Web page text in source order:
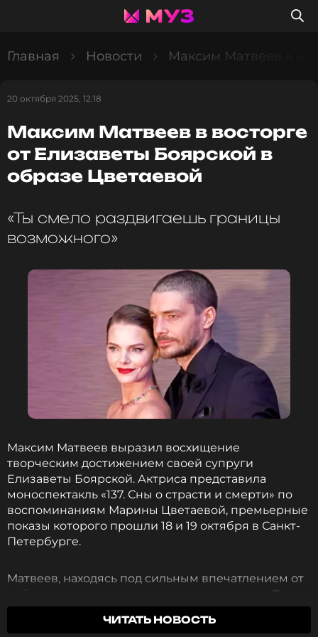
Главная Новости Максим Матвеев в
20 октября 2025, 12:18
Максим Матвеев в восторге
от Елизаветы Боярской в
образе Цветаевой
«Ты смело раздвигаешь границы
возможного»
Максим Матвеев выразил восхищение
творческим достижением своей супруги
Елизаветы Боярской. Актриса представила
моноспектакль «137. Сны о страсти и смерти» по
воспоминаниям Марины Цветаевой, премьерные
показы которого прошли 18 и 19 октября в Санкт-
Петербурге.
Матвеев, находясь под сильным впечатлением от
работы жены, написал в социальных сетях:
опять доказала, что человеческие качества и
способности не имеют предела (пока мы сами
ЧИТАТЬ НОВОСТЬ